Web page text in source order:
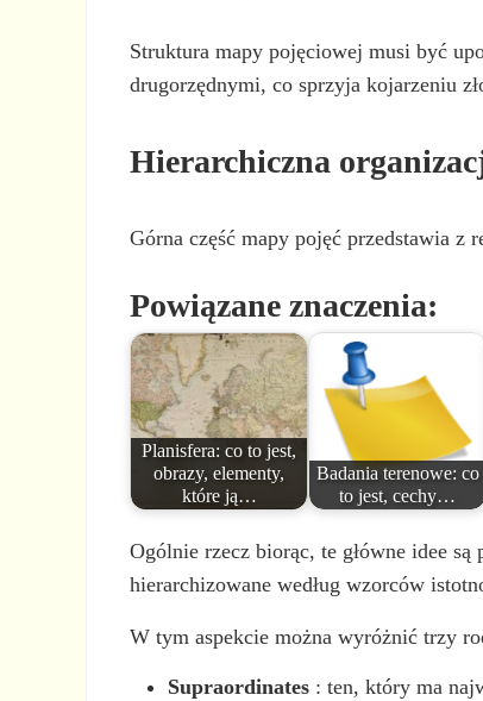
Struktura mapy pojęciowej musi być
drugorzędnymi, co sprzyja kojarzeniu
Hierarchiczna
Górna część mapy pojęć przedstawia z
Powiązane znaczenia:
Planisfera: co to jest,
obrazy, elementy,
które ją…
Badania terenowe: co
to jest, cechy…
Ogólnie rzecz biorąc, te główne idee
hierarchizowane według wzorców
W tym aspekcie można wyróżnić trzy
Supraordinates: ten, który ma